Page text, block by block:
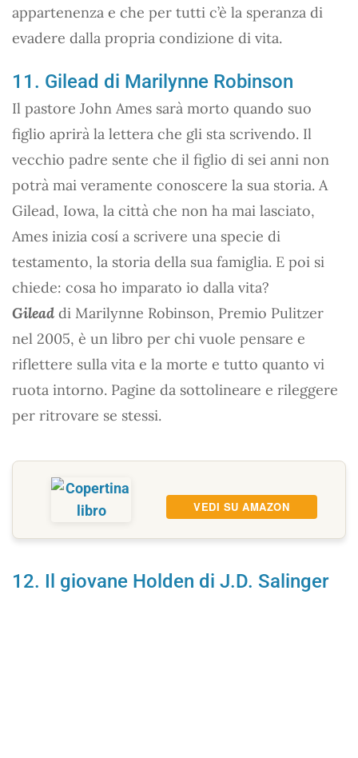
appartenenza e che per tutti c’è la speranza di
evadere dalla propria condizione di vita.
11. Gilead di Marilynne Robinson
Il pastore John Ames sarà morto quando suo
figlio aprirà la lettera che gli sta scrivendo. Il
vecchio padre sente che il figlio di sei anni non
potrà mai veramente conoscere la sua storia. A
Gilead, Iowa, la città che non ha mai lasciato,
Ames inizia cosí a scrivere una specie di
testamento, la storia della sua famiglia. E poi si
chiede: cosa ho imparato io dalla vita?
Gilead di Marilynne Robinson, Premio Pulitzer
nel 2005, è un libro per chi vuole pensare e
riflettere sulla vita e la morte e tutto quanto vi
ruota intorno. Pagine da sottolineare e rileggere
per ritrovare se stessi.
VEDI SU AMAZON
12. Il giovane Holden di J.D. Salinger